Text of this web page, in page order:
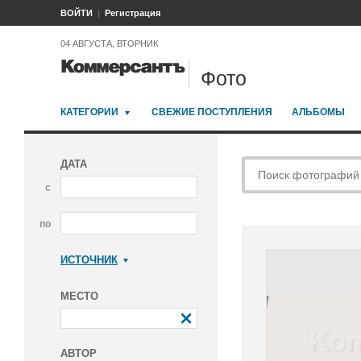
ВОЙТИ Регистрация
04 АВГУСТА, ВТОРНИК
Фото
КАТЕГОРИИ СВЕЖИЕ ПОСТУПЛЕНИЯ АЛЬБОМЫ
ДАТА
с
по
ИСТОЧНИК
МЕСТО
АВТОР